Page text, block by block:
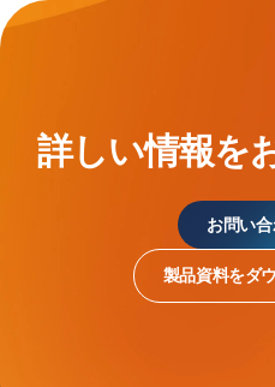
詳しい情報を
お問い
製品資料をダ